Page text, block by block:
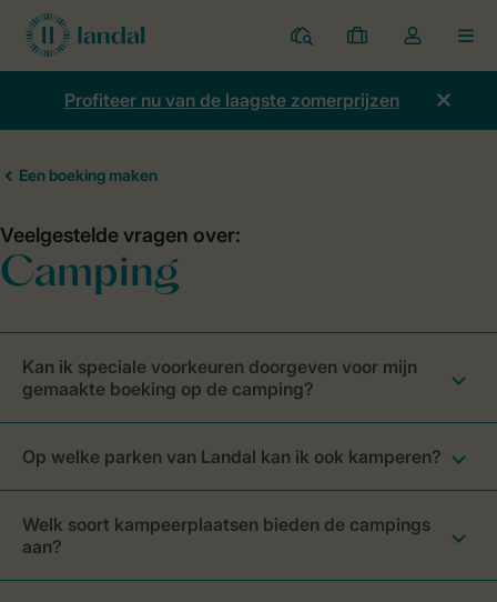
Parken
Mijn
boekingen
Open
de
dropdown
Profiteer nu van de laagste zomerprijzen
Kan ik speciale voorkeuren doorgeven voor mijn
gemaakte boeking op de camping?
Op welke parken van Landal kan ik ook kamperen?
Welk soort kampeerplaatsen bieden de campings
aan?